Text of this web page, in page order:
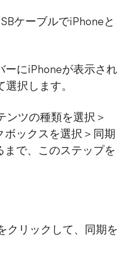
ケーブルでiPhoneと
ーにiPhoneが表示され
択します。
ンツの種類を選択＞
ボックスを選択＞同期
まで、このステップを
クリックして、同期を